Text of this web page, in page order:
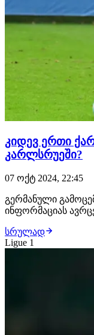
კიდევ ერთი
კარლსრუეში?
07 ოქტ 2024, 22:45
გერმანული
ინფორმაციას
ვარჯიშობს,
იმყოფება.
რომელიც იბერია
სრულად
Ligue 1